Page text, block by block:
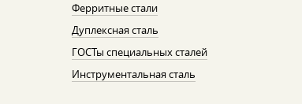
Ферритные стали
Дуплексная сталь
ГОСТы специальных сталей
Инструментальная сталь